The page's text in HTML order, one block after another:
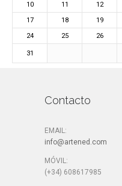
10 11 12
17
18 19
24
25 26
31
Contacto
EMAIL:
info@artened.com
MÓVIL:
(+34) 608617985